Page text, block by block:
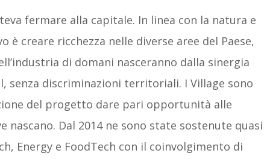
fermare alla capitale. In linea con la natura e
è creare ricchezza nelle diverse aree del Paese,
di domani nasceranno dalla sinergia
senza discriminazioni territoriali. I Village sono
del progetto dare pari opportunità alle
Dal 2014 ne sono state sostenute quasi
Energy e FoodTech con il coinvolgimento di